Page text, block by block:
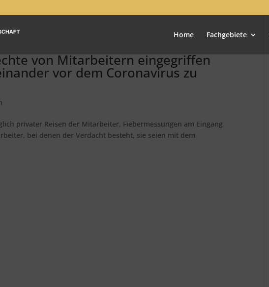
Home Fachgebiete
von Mitarbeitern eingegriffen
vor dem Coronavirus zu
privater Reisen der Mitarbeiter, Fiebermessungen am Eingang
bei denen der Verdacht besteht, sie seien mit dem